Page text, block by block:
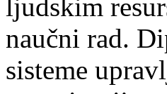
ljudskim
naučni rad.
sisteme